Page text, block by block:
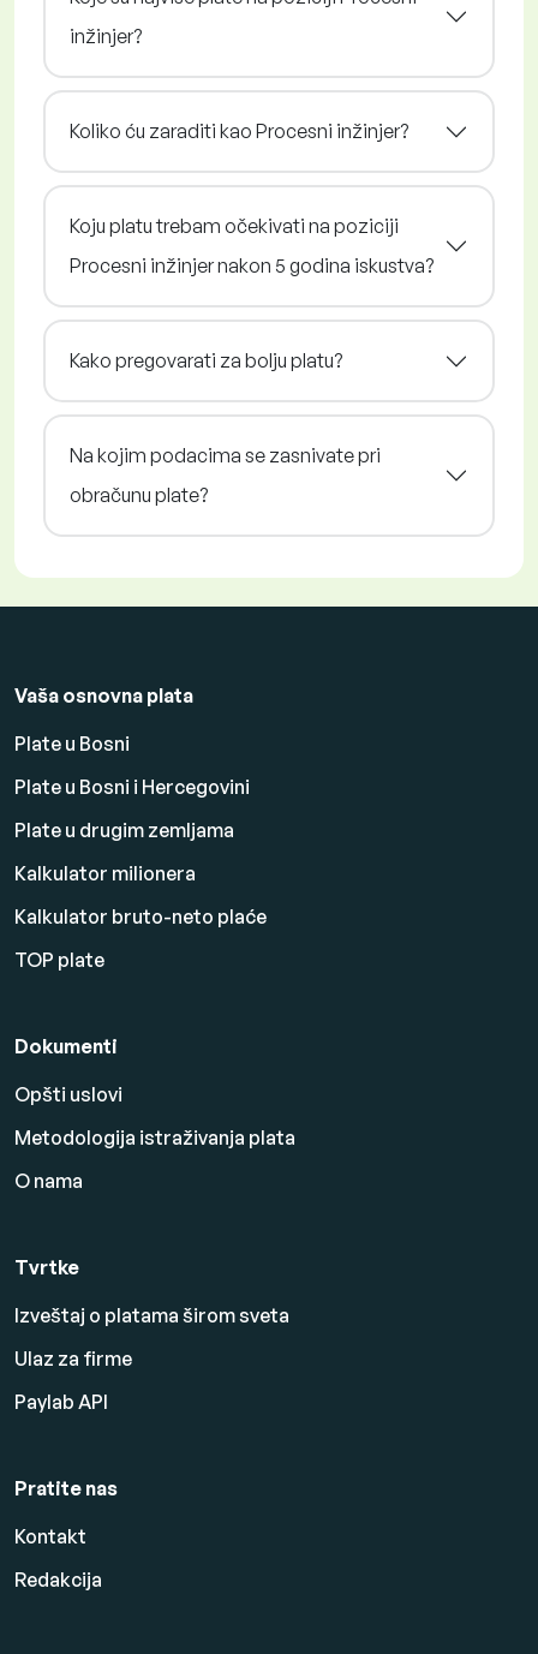
inžinjer?
Koliko ću zaraditi kao Procesni inžinjer?
Koju platu trebam očekivati na poziciji
Procesni inžinjer nakon 5 godina iskustva?
Kako pregovarati za bolju platu?
Na kojim podacima se zasnivate pri
obračunu plate?
Vaša osnovna plata
Plate u Bosni
Plate u Bosni i Hercegovini
Plate u drugim zemljama
Kalkulator milionera
Kalkulator bruto-neto plaće
TOP plate
Dokumenti
Opšti uslovi
Metodologija istraživanja plata
O nama
Tvrtke
Izveštaj o platama širom sveta
Ulaz za firme
Paylab API
Pratite nas
Kontakt
Redakcija